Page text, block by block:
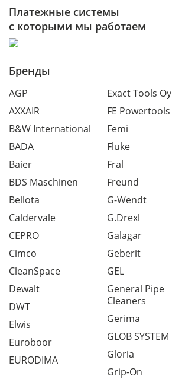
Платежные системы
с которыми мы работаем
Бренды
AGP
AXXAIR
B&W International
BADA
Baier
BDS Maschinen
Bellota
Caldervale
CEPRO
Cimco
CleanSpace
Dewalt
DWT
Elwis
Euroboor
EURODIMA
Exact Tools Oy
FE Powertools
Femi
Fluke
Fral
Freund
G-Wendt
G.Drexl
Galagar
Geberit
GEL
General Pipe
Cleaners
Gerima
GLOB SYSTEM
Gloria
Grip-On